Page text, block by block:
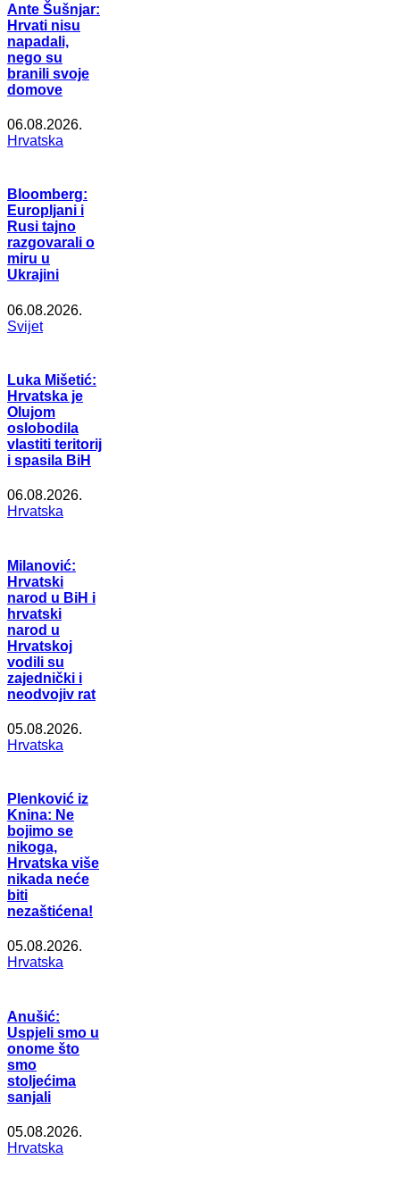
Ante Šušnjar:
Hrvati nisu
napadali,
nego su
branili svoje
domove
06.08.2026.
Hrvatska
Bloomberg:
Europljani i
Rusi tajno
razgovarali o
miru u
Ukrajini
06.08.2026.
Svijet
Luka Mišetić:
Hrvatska je
Olujom
oslobodila
vlastiti teritorij
i spasila BiH
06.08.2026.
Hrvatska
Milanović:
Hrvatski
narod u BiH i
hrvatski
narod u
Hrvatskoj
vodili su
zajednički i
neodvojiv rat
05.08.2026.
Hrvatska
Plenković iz
Knina: Ne
bojimo se
nikoga,
Hrvatska više
nikada neće
biti
nezaštićena!
05.08.2026.
Hrvatska
Anušić:
Uspjeli smo u
onome što
smo
stoljećima
sanjali
05.08.2026.
Hrvatska